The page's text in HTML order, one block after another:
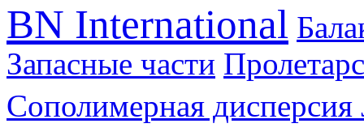
BN International
Запасные части
Сополимерная дисперсия